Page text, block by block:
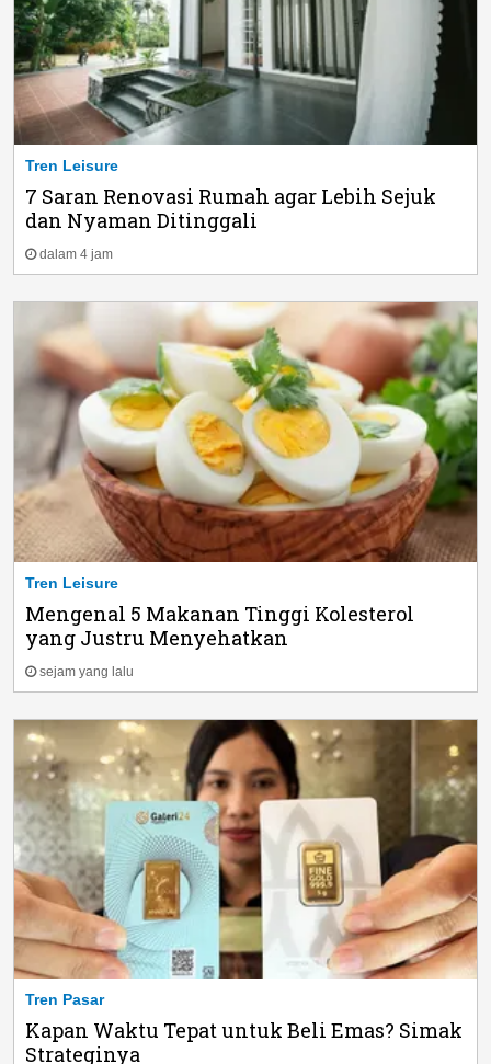
Tren Leisure
7 Saran Renovasi Rumah agar Lebih Sejuk
dan Nyaman Ditinggali
dalam 4 jam
Tren Leisure
Mengenal 5 Makanan Tinggi Kolesterol
yang Justru Menyehatkan
sejam yang lalu
Tren Pasar
Kapan Waktu Tepat untuk Beli Emas? Simak
Strateginya